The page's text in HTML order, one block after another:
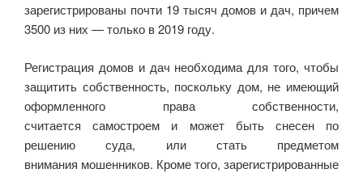
зарегистрированы почти 19 тысяч домов и дач, причем
3500 из них — только в 2019 году.
Регистрация домов и дач необходима для того, чтобы
защитить собственность, поскольку дом, не имеющий
оформленного права собственности,
считается самостроем и может быть снесен по
решению суда, или стать предметом
внимания мошенников. Кроме того, зарегистрированные